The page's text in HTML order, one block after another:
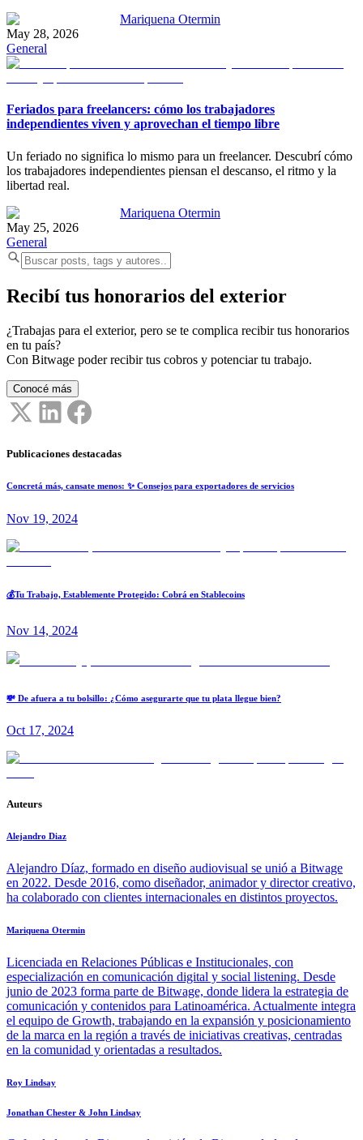
Mariquena Otermin
May 28, 2026
General
Feriados para freelancers: cómo los trabajadores
independientes viven y aprovechan el tiempo libre
Un feriado no significa lo mismo para un freelancer. Descubrí cómo
los trabajadores independientes piensan el descanso, el ritmo y la
libertad real.
Mariquena Otermin
May 25, 2026
General
Recibí tus honorarios del exterior
¿Trabajas para el exterior, pero se te complica recibir tus honorarios
en tu país?
Con Bitwage poder recibir tus cobros y potenciar tu trabajo.
Conocé más
Publicaciones destacadas
Concretá más, cansate menos: ✨ Consejos para exportadores de servicios
Nov 19, 2024
💰Tu Trabajo, Establemente Protegido: Cobrá en Stablecoins
Nov 14, 2024
💸 De afuera a tu bolsillo: ¿Cómo asegurarte que tu plata llegue bien?
Oct 17, 2024
Auteurs
Alejandro Diaz
Alejandro Díaz, formado en diseño audiovisual se unió a Bitwage
en 2022. Desde 2016, como diseñador, animador y director creativo,
ha colaborado con clientes internacionales en distintos proyectos.
Mariquena Otermin
Licenciada en Relaciones Públicas e Institucionales, con
especialización en comunicación digital y social listening. Desde
junio de 2023 forma parte de Bitwage, donde lidera la estrategia de
comunicación y contenidos para Latinoamérica. Actualmente integra
el equipo de Growth, trabajando en la expansión y posicionamiento
de la marca en la región a través de iniciativas creativas, centradas
en la comunidad y orientadas a resultados.
Roy Lindsay
Jonathan Chester & John Lindsay